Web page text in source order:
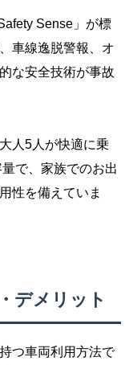
Sense」が標
車線逸脱警報、オ
な安全技術が事故
人5人が快適に乗
で、家族でのお出
性を備えていま
デメリット
つ車両利用方法で